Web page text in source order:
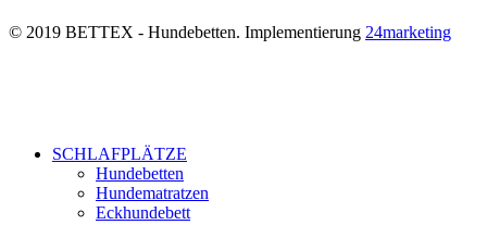
© 2019 BETTEX - Hundebetten. Implementierung 24marketing
SCHLAFPLÄTZE
Hundebetten
Hundematratzen
Eckhundebett